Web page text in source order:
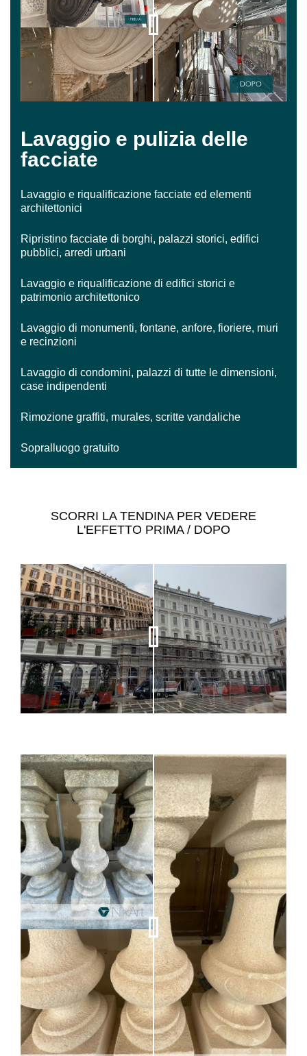
Lavaggio e pulizia delle
facciate
Lavaggio e riqualificazione facciate ed elementi
architettonici
Ripristino facciate di borghi, palazzi storici, edifici
pubblici, arredi urbani
Lavaggio e riqualificazione di edifici storici e
patrimonio architettonico
Lavaggio di monumenti, fontane, anfore, fioriere, muri
e recinzioni
Lavaggio di condomini, palazzi di tutte le dimensioni,
case indipendenti
Rimozione graffiti, murales, scritte vandaliche
Sopralluogo gratuito
SCORRI LA TENDINA PER VEDERE
L'EFFETTO PRIMA / DOPO